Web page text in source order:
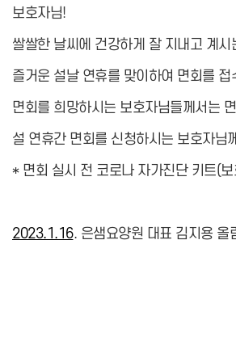
보호자님!
쌀쌀한 날씨에 건강하게 잘 지내고 계시
즐거운 설날 연휴를 맞이하여 면회를 접
면회를 희망하시는 보호자님들께서는
설 연휴간 면회를 신청하시는 보호자님
* 면회 실시 전 코로나 자가진단 키트(
2023.1.16. 은샘요양원 대표 김지용 올